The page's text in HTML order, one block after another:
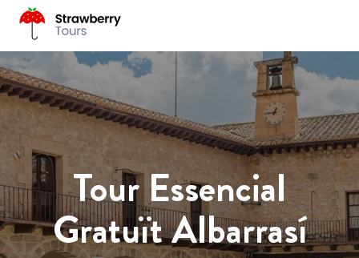
Tour Essencial
Gratuït Albarrasí